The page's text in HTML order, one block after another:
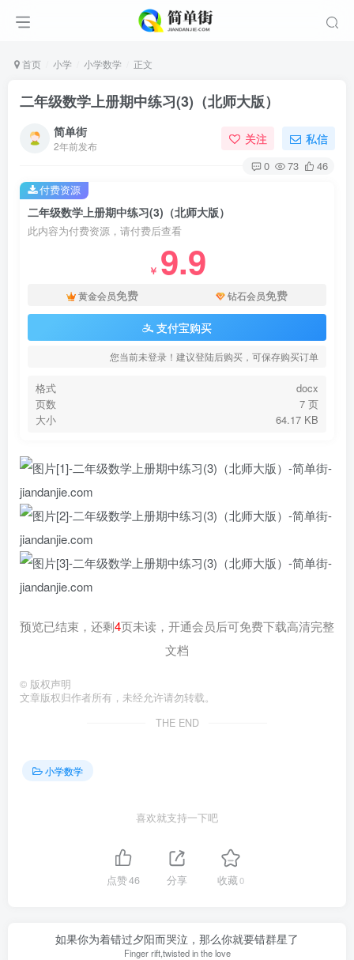
首页 小学 小学数学 正文
二年级数学上册期中练习(3)（北师大版）
简单街
2年前发布 关注 私信
0 73 46
二年级数学上册期中练习(3)（北师大版）
此内容为付费资源，请付费后查看
￥ 9.9
黄金会员免费 钻石会员免费
支付宝购买
您当前未登录！建议登陆后购买，可保存购买订单
格式
docx
页数
7 页
大小
64.17 KB
付费资源
预览已结束，还剩4页未读，开通会员后可免费下载高清完整
文档
© 版权声明
文章版权归作者所有，未经允许请勿转载。
THE END
小学数学
喜欢就支持一下吧
点赞46 分享 收藏0
如果你为着错过夕阳而哭泣，那么你就要错群星了
Finger rift,twisted in the love